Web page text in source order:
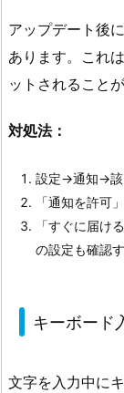
アップデート後
あります。これ
ットされること
対処法：
設定→通知→該
「通知を許可
「すぐに届け
の設定も確認
キーボード
文字を入力中に